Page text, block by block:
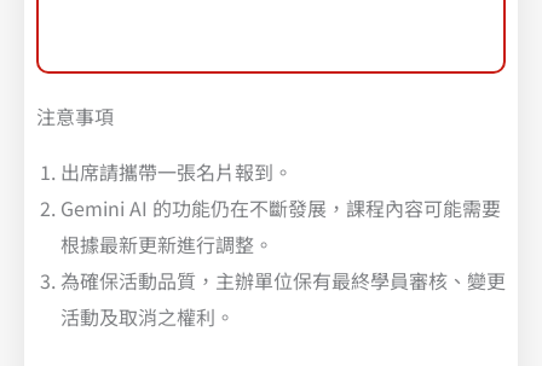
注意事項
出席請攜帶一張名片報到。
Gemini AI 的功能仍在不斷發展，課程內容可能需要
根據最新更新進行調整。
為確保活動品質，主辦單位保有最終學員審核、變更
活動及取消之權利。